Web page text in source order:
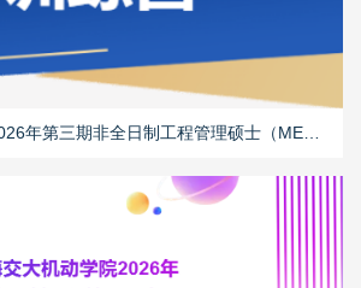
上海交大机动学院2026年第三期非全日制工程管理硕士（MEM）优才计划训练营报名正当时！